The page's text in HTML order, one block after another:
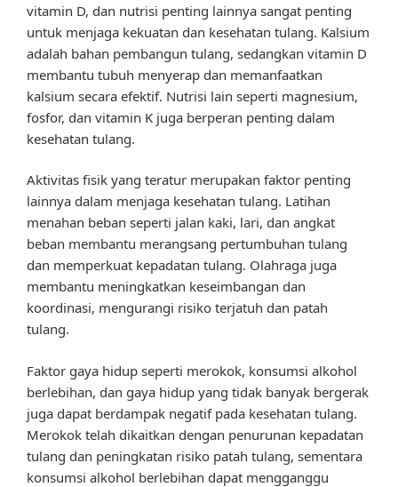
vitamin D, dan nutrisi penting lainnya sangat penting
untuk menjaga kekuatan dan kesehatan tulang. Kalsium
adalah bahan pembangun tulang, sedangkan vitamin D
membantu tubuh menyerap dan memanfaatkan
kalsium secara efektif. Nutrisi lain seperti magnesium,
fosfor, dan vitamin K juga berperan penting dalam
kesehatan tulang.
Aktivitas fisik yang teratur merupakan faktor penting
lainnya dalam menjaga kesehatan tulang. Latihan
menahan beban seperti jalan kaki, lari, dan angkat
beban membantu merangsang pertumbuhan tulang
dan memperkuat kepadatan tulang. Olahraga juga
membantu meningkatkan keseimbangan dan
koordinasi, mengurangi risiko terjatuh dan patah
tulang.
Faktor gaya hidup seperti merokok, konsumsi alkohol
berlebihan, dan gaya hidup yang tidak banyak bergerak
juga dapat berdampak negatif pada kesehatan tulang.
Merokok telah dikaitkan dengan penurunan kepadatan
tulang dan peningkatan risiko patah tulang, sementara
konsumsi alkohol berlebihan dapat mengganggu